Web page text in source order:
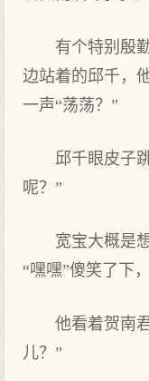
有个特别殷
边站着的邱千，
一声“荡荡？”
邱千眼皮子
呢？”
宽宝大概是
“嘿嘿”傻笑了下
他看着贺南
儿？”